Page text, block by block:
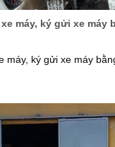
máy, ký gửi xe máy
máy, ký gửi xe máy